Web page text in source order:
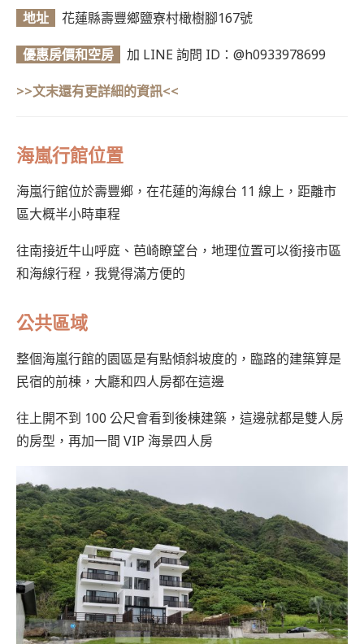
地址 花蓮縣壽豐鄉鹽寮村橄樹腳167號
優惠房價和空房 加 LINE 詢問 ID：@h0933978699
>>文末還有更詳細的資訊<<
海嵐行館位置
海嵐行館位於壽豐鄉，在花蓮的海線台 11 線上，距離市
區大概半小時車程
往南接近牛山呼庭、芭崎瞭望台，地理位置可以銜接市區
和海線行程，我覺得滿方便的
公共區域
整個海嵐行館的園區是有點傾斜坡度的，臨路的建築算是
民宿的前棟，大廳和四人房都在這邊
往上開不到 100 公尺會看到後棟建築，這邊就都是雙人房
的房型，再加一間 VIP 海景四人房